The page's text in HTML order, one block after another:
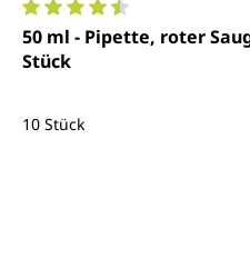
Durchschnittliche
50 ml - Pipette, roter
Stück
10 Stück